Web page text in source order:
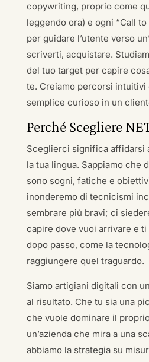
copywriting, proprio come
leggendo ora) e ogni “Call
per guidare l’utente verso
scriverti, acquistare.
del tuo target per capire
te. Creiamo percorsi intuitivi
semplice curioso in un
Perché Scegliere
Sceglierci significa affidarsi
la tua lingua. Sappiamo che
sono sogni, fatiche e
inonderemo di tecnicismi
sembrare più bravi; ci
capire dove vuoi arrivare e
dopo passo, come la
raggiungere quel traguardo.
Siamo artigiani digitali con
al risultato. Che tu sia una
che vuole dominare il
un’azienda che mira a una
abbiamo la strategia su